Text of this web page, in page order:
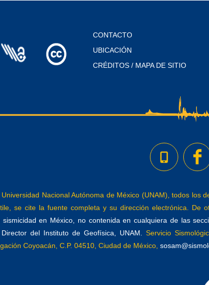
CONTACTO
UBICACIÓN
CRÉDITOS / MAPA DE SITIO
Nacional Autónoma de México (UNAM), todos
se cite la fuente completa y su dirección electrónica.
sismicidad en México, no contenida en cualquiera de las
del Instituto de Geofísica, UNAM.
Servicio
Coyoacán, C.P. 04510, Ciudad de México,